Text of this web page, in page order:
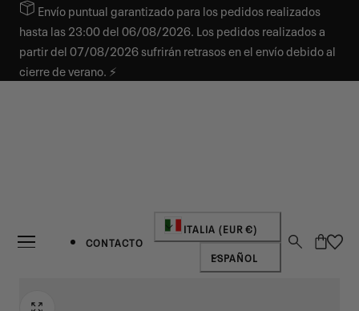
AL CONTENIDOEnvío puntual garantizado para los pedidos realizados
hasta las 23:00 del 06/08/2026. Los pedidos realizados a
partir del 07/08/2026 sufrirán retrasos en el envío debido al
cierre de verano. ⚡
CONTACTO
País/región
ITALIA (EUR €)
Idioma
ESPAÑOL
Carro